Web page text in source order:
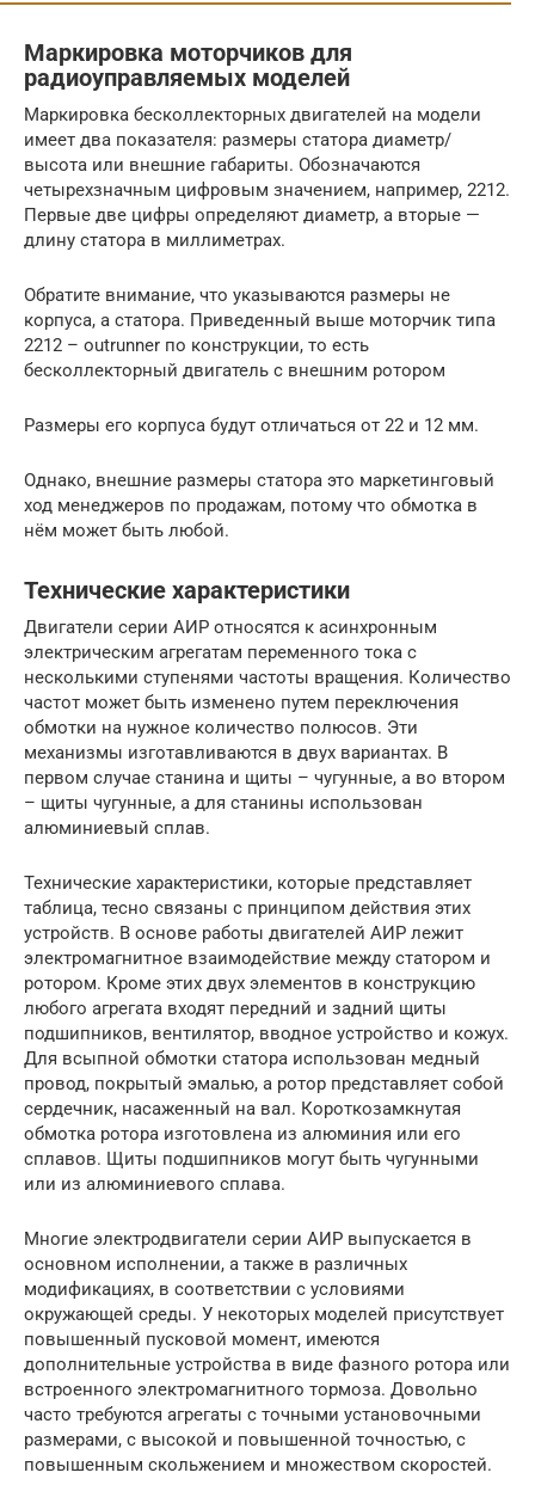
Маркировка моторчиков для
радиоуправляемых моделей
Маркировка бесколлекторных двигателей на модели
имеет два показателя: размеры статора диаметр/
высота или внешние габариты. Обозначаются
четырехзначным цифровым значением, например, 2212.
Первые две цифры определяют диаметр, а вторые —
длину статора в миллиметрах.
Обратите внимание, что указываются размеры не
корпуса, а статора. Приведенный выше моторчик типа
2212 – outrunner по конструкции, то есть
бесколлекторный двигатель с внешним ротором
Размеры его корпуса будут отличаться от 22 и 12 мм.
Однако, внешние размеры статора это маркетинговый
ход менеджеров по продажам, потому что обмотка в
нём может быть любой.
Технические характеристики
Двигатели серии АИР относятся к асинхронным
электрическим агрегатам переменного тока с
несколькими ступенями частоты вращения. Количество
частот может быть изменено путем переключения
обмотки на нужное количество полюсов. Эти
механизмы изготавливаются в двух вариантах. В
первом случае станина и щиты – чугунные, а во втором
– щиты чугунные, а для станины использован
алюминиевый сплав.
Технические характеристики, которые представляет
таблица, тесно связаны с принципом действия этих
устройств. В основе работы двигателей АИР лежит
электромагнитное взаимодействие между статором и
ротором. Кроме этих двух элементов в конструкцию
любого агрегата входят передний и задний щиты
подшипников, вентилятор, вводное устройство и кожух.
Для всыпной обмотки статора использован медный
провод, покрытый эмалью, а ротор представляет собой
сердечник, насаженный на вал. Короткозамкнутая
обмотка ротора изготовлена из алюминия или его
сплавов. Щиты подшипников могут быть чугунными
или из алюминиевого сплава.
Многие электродвигатели серии АИР выпускается в
основном исполнении, а также в различных
модификациях, в соответствии с условиями
окружающей среды. У некоторых моделей присутствует
повышенный пусковой момент, имеются
дополнительные устройства в виде фазного ротора или
встроенного электромагнитного тормоза. Довольно
часто требуются агрегаты с точными установочными
размерами, с высокой и повышенной точностью, с
повышенным скольжением и множеством скоростей.